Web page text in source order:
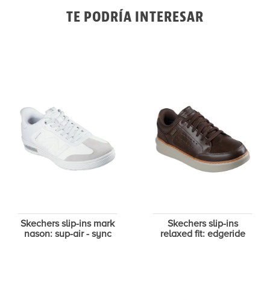
TE PODRÍA INTERESAR
Skechers slip-ins mark
nason: sup-air - sync
Skechers slip-ins
relaxed fit: edgeride